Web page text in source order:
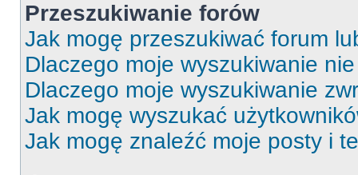
Przeszukiwanie forów
Jak mogę przeszukiwać forum
Dlaczego moje wyszukiwanie
Dlaczego moje wyszukiwanie
Jak mogę wyszukać
Jak mogę znaleźć moje posty i